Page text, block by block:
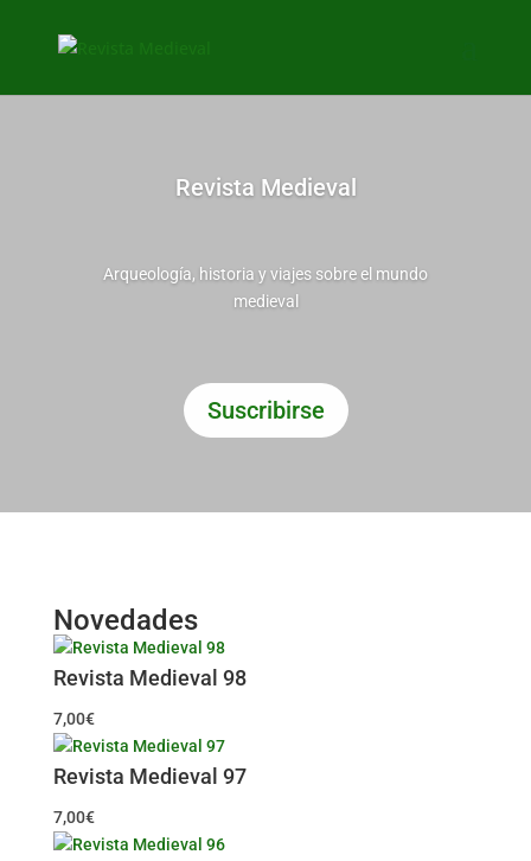
Revista Medieval
Arqueología, historia y viajes sobre el mundo
medieval
Suscribirse
Novedades
Revista Medieval 98
7,00€
Revista Medieval 97
7,00€